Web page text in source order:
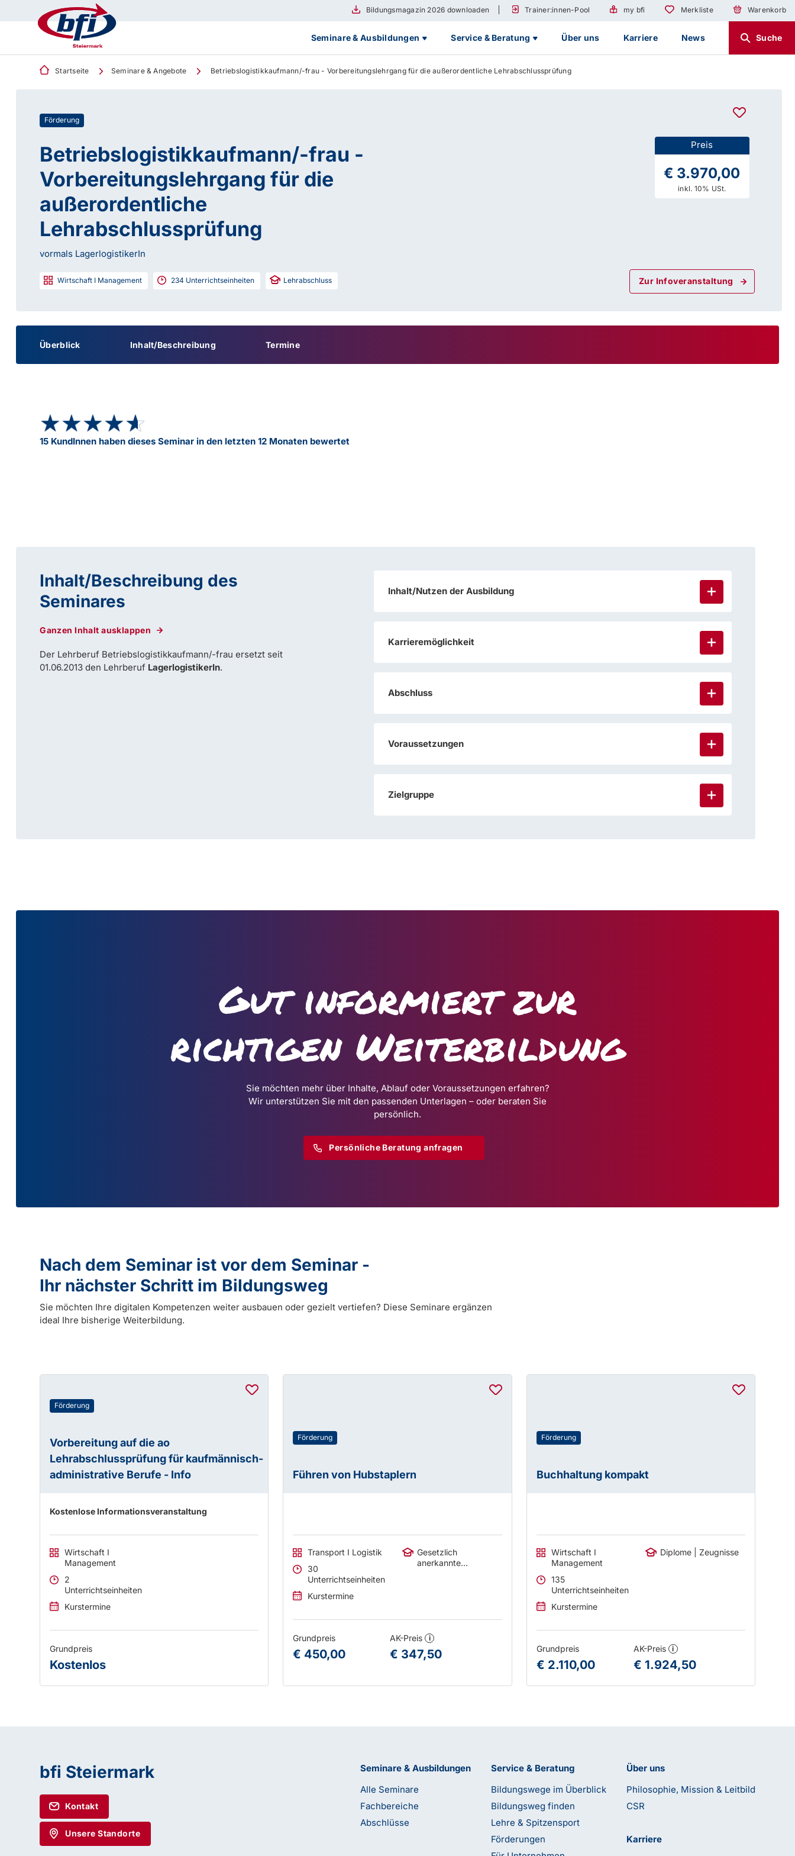
Bildungsmagazin 2026 downloaden Trainer:innen-Pool my bfi Merkliste Warenkorb
Seminare & Ausbildungen Service & Beratung Über uns Karriere News Suche
Startseite Seminare & Angebote Betriebslogistikkaufmann/-frau - Vorbereitungslehrgang für die außerordentliche Lehrabschlussprüfung
Förderung
Betriebslogistikkaufmann/-frau -
Vorbereitungslehrgang für die
außerordentliche
Lehrabschlussprüfung
vormals LagerlogistikerIn
Wirtschaft I Management 234 Unterrichtseinheiten Lehrabschluss
Preis
€ 3.970,00
inkl. 10% USt.
Zur Infoveranstaltung
Überblick Inhalt/Beschreibung Termine
★★★★★
★★★★★
15 KundInnen haben dieses Seminar in den letzten 12 Monaten bewertet
Inhalt/Beschreibung des
Seminares
Ganzen Inhalt ausklappen
Der Lehrberuf Betriebslogistikkaufmann/-frau ersetzt seit
01.06.2013 den Lehrberuf LagerlogistikerIn.
Inhalt/Nutzen der Ausbildung
Karrieremöglichkeit
Abschluss
Voraussetzungen
Zielgruppe
Gut informiert zur
richtigen Weiterbildung
Sie möchten mehr über Inhalte, Ablauf oder Voraussetzungen erfahren?
Wir unterstützen Sie mit den passenden Unterlagen – oder beraten Sie
persönlich.
Persönliche Beratung anfragen
Nach dem Seminar ist vor dem Seminar -
Ihr nächster Schritt im Bildungsweg
Sie möchten Ihre digitalen Kompetenzen weiter ausbauen oder gezielt vertiefen? Diese Seminare ergänzen
ideal Ihre bisherige Weiterbildung.
Förderung
Vorbereitung auf die ao
Lehrabschlussprüfung für kaufmännisch-
administrative Berufe - Info
Kostenlose Informationsveranstaltung
Wirtschaft I
Management
2
Unterrichtseinheiten
Kurstermine
Grundpreis
Kostenlos
Förderung
Führen von Hubstaplern
Transport I Logistik
30
Unterrichtseinheiten
Kurstermine
Gesetzlich
anerkannte
Grundpreis
€ 450,00
AK-Preis i
€ 347,50
Förderung
Buchhaltung kompakt
Wirtschaft I
Management
135
Unterrichtseinheiten
Kurstermine
Diplome | Zeugnisse
Grundpreis
€ 2.110,00
AK-Preis i
€ 1.924,50
bfi Steiermark
Kontakt
Unsere Standorte
Über uns
Philosophie, Mission & Leitbild
CSR
Karriere
Service & Beratung
Bildungswege im Überblick
Bildungsweg finden
Lehre & Spitzensport
Förderungen
Seminare & Ausbildungen
Alle Seminare
Fachbereiche
Abschlüsse